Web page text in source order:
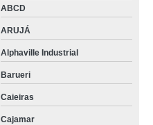
ABCD
ARUJÁ
Alphaville Industrial
Barueri
Caieiras
Cajamar